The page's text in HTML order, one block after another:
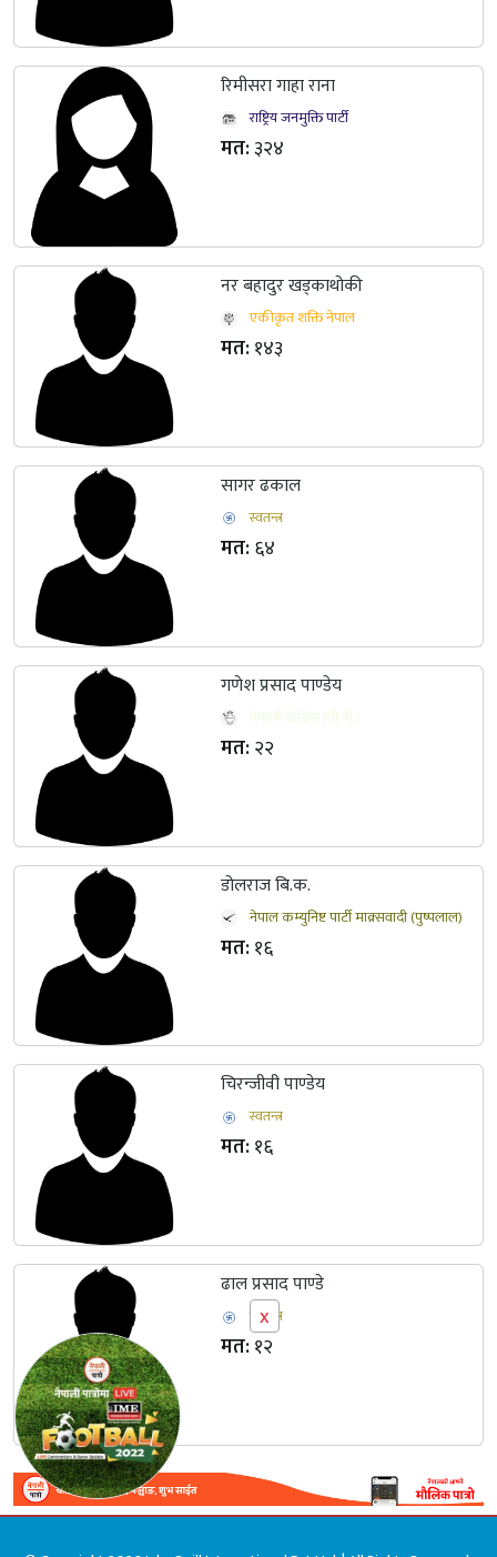
रिमीसरा गाहा राना
राष्ट्रिय जनमुक्ति पार्टी
मत:३२४
नर बहादुर खड्काथोकी
एकीकृत शक्ति नेपाल
मत:१४३
सागर ढकाल
स्वतन्त्र
मत:६४
गणेश प्रसाद पाण्डेय
नेपाली काँग्रेस (वी.पी.)
मत:२२
डोलराज बि.क.
नेपाल कम्युनिष्ट पार्टी माक्र्सवादी (पुष्पलाल)
मत:१६
चिरन्जीवी पाण्डेय
स्वतन्त्र
मत:१६
ढाल प्रसाद पाण्डे
स्वतन्त्र
मत:१२
x